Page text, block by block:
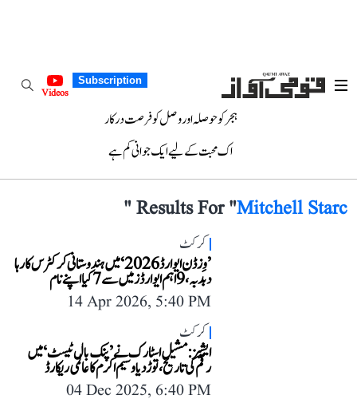
Subscription
Videos
ہجر کو حوصلہ اور وصل کو فرصت درکار
اک محبت کے لیے ایک جوانی کم ہے
Results For "Mitchell Starc
"
کرکٹ
’وِزڈن ایوارڈ 2026‘ میں ہندوستانی کرکٹرس کا رہا
دبدبہ، 9 اہم ایوارڈز میں سے 7 کیا اپنے نام
14 Apr 2026, 5:40 PM
کرکٹ
ایشیز: مشیل اسٹارک نے ’پنک بال ٹیسٹ‘ میں
رقم کی تاریخ، توڑ دیا وسیم اکرم کا عالمی ریکارڈ
04 Dec 2025, 6:40 PM